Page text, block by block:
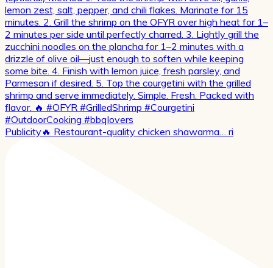
Publicity🔥 Restaurant-quality chicken shawarma… ri